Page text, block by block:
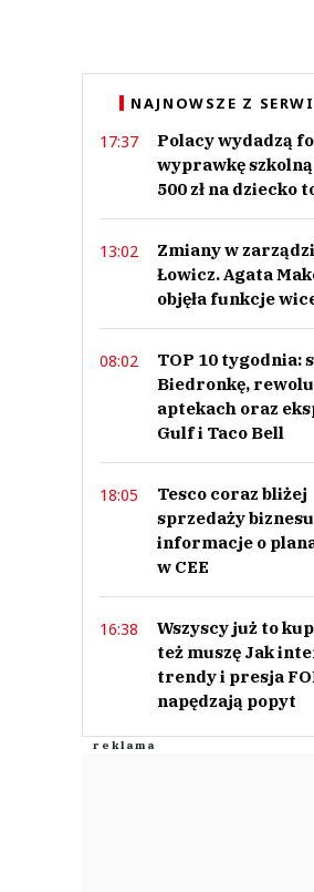
NAJNOWSZE Z
17:37
Polacy wydadzą
wyprawkę
500 zł na dziecko
13:02
Zmiany w
Łowicz. Agata
objęła funkcje
08:02
TOP 10 tygodnia:
Biedronkę,
aptekach oraz
Gulf i Taco Bell
18:05
Tesco coraz bliżej
sprzedaży
informacje o
w CEE
16:38
Wszyscy już to
też muszę Jak
trendy i presja
napędzają popyt